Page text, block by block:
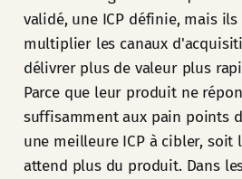
validé, une ICP définie, mais
multiplier les canaux
délivrer plus de valeur plus
Parce que leur produit ne
suffisamment aux pain points
une meilleure ICP à cibler, soit
attend plus du produit. Dans